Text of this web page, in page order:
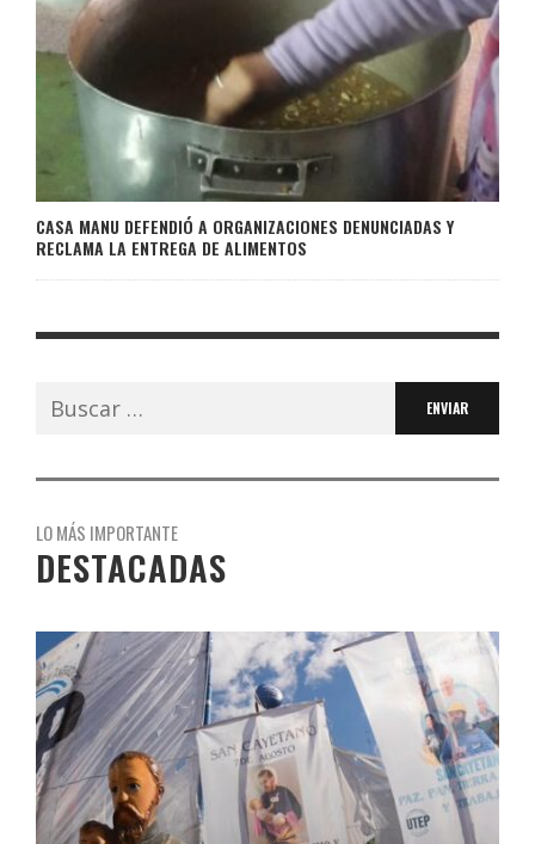
CASA MANU DEFENDIÓ A ORGANIZACIONES DENUNCIADAS Y
RECLAMA LA ENTREGA DE ALIMENTOS
Buscar:
LO MÁS IMPORTANTE
DESTACADAS